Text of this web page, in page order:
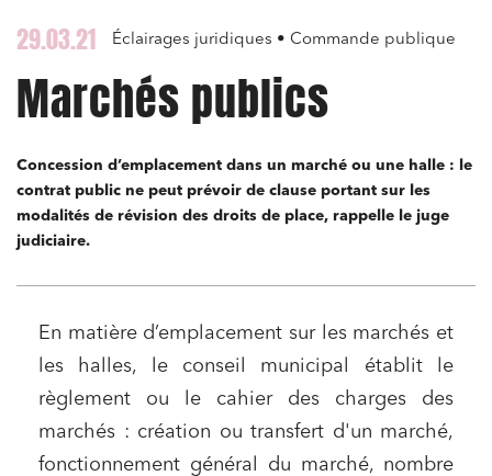
29.03.21 Éclairages juridiques • Commande publique
Marchés publics
Concession d’emplacement dans un marché ou une halle : le
contrat public ne peut prévoir de clause portant sur les
modalités de révision des droits de place, rappelle le juge
judiciaire.
En matière d’emplacement sur les marchés et
les halles, le conseil municipal établit le
règlement ou le cahier des charges des
marchés : création ou transfert d'un marché,
fonctionnement général du marché, nombre